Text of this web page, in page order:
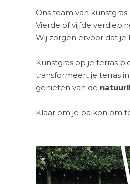
Ons team van
Vierde of vijfde
Wij zorgen ervoor dat je
Kunstgras op je terras
transformeert je terras
genieten van de
Klaar om je balkon om